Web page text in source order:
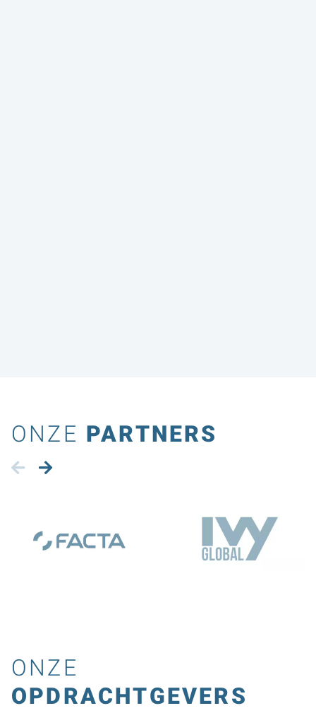
ONZE PARTNERS
ONZE
OPDRACHTGEVERS